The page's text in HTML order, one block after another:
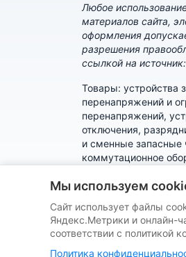
Любое
материалов сайта,
оформления
разрешения
ссылкой на
Товары: устройства
перенапряжений и
перенапряжений,
отключения,
и сменные запасные
коммутационное
Политика
Пользовательское
Мы используем
Сайт использует файлы
Яндекс.Метрики и онлайн-
соответствии с политикой
Политика